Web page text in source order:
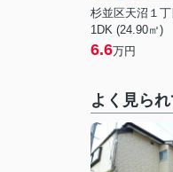
杉並区天沼１丁
1DK (24.90㎡)
6.6万円
よく見ら